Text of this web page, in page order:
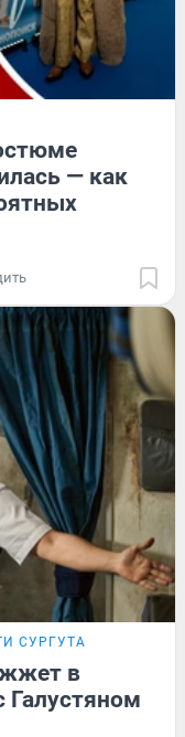
— как
СУРГУТА
в